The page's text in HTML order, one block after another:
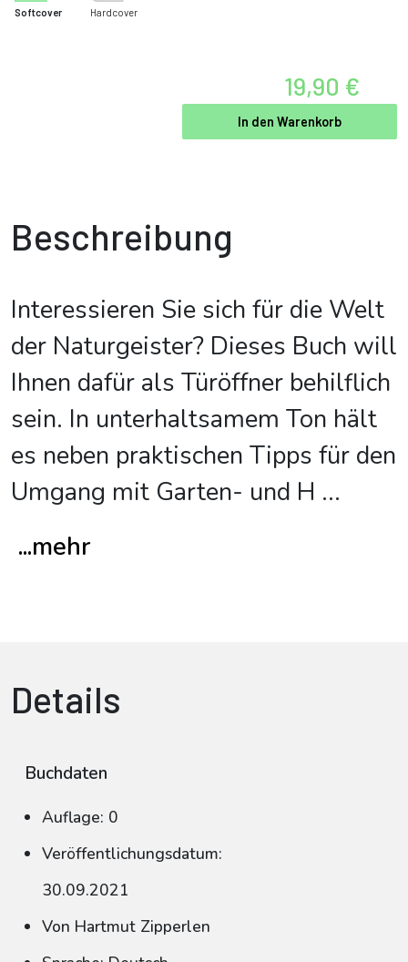
Softcover Hardcover
19,90 €
In den Warenkorb
Beschreibung
Interessieren Sie sich für die Welt
der Naturgeister? Dieses Buch will
Ihnen dafür als Türöffner behilflich
sein. In unterhaltsamem Ton hält
es neben praktischen Tipps für den
Umgang mit Garten- und H ...
...mehr
Details
Buchdaten
Auflage: 0
Veröffentlichungsdatum:
30.09.2021
Von Hartmut Zipperlen